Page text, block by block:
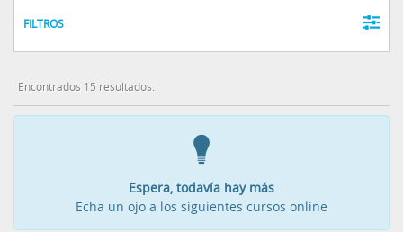
FILTROS
Encontrados 15 resultados.
Espera, todavía hay más
Echa un ojo a los siguientes cursos online